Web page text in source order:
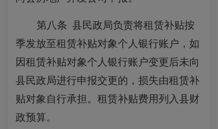
第八条 县民政局负责将租赁补贴按
季发放至租赁补贴对象个人银行账户，如
因租赁补贴对象个人银行账户变更后未向
县民政局进行申报交更的，损失由租赁补
贴对象自行承担。租赁补贴费用列入县财
政预算。